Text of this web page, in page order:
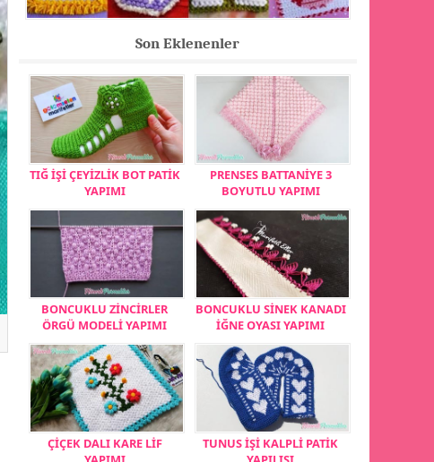
Son Eklenenler
TIĞ İŞİ ÇEYİZLİK BOT PATİK
YAPIMI
PRENSES BATTANİYE 3
BOYUTLU YAPIMI
BONCUKLU ZİNCİRLER
ÖRGÜ MODELİ YAPIMI
BONCUKLU SİNEK KANADI
İĞNE OYASI YAPIMI
ÇİÇEK DALI KARE LİF
TUNUS İŞİ KALPLİ PATİK